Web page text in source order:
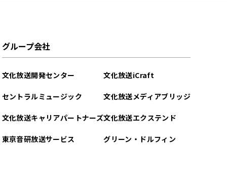
グループ会社
文化放送開発センター
セントラルミュージック
文化放送キャリアパートナーズ
東京音研放送サービス
文化放送iCraft
文化放送メディアブリッジ
文化放送エクステンド
グリーン・ドルフィン